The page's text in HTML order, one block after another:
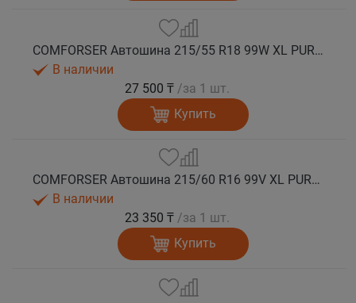
COMFORSER Автошина 215/55 R18 99W XL PURESPEED лето
В наличии
27 500 ₸ /за 1 шт.
Купить
COMFORSER Автошина 215/60 R16 99V XL PURESPEED лето
В наличии
23 350 ₸ /за 1 шт.
Купить